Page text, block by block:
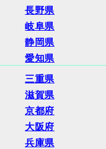
長野県
岐阜県
静岡県
愛知県
三重県
滋賀県
京都府
大阪府
兵庫県